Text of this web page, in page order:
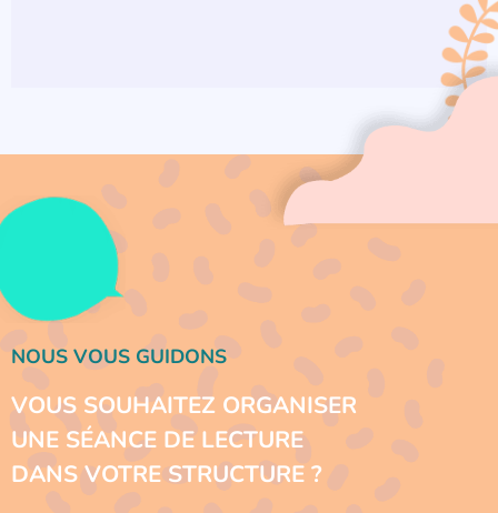
NOUS VOUS GUIDONS
VOUS SOUHAITEZ ORGANISER
UNE SÉANCE DE LECTURE
DANS VOTRE STRUCTURE ?